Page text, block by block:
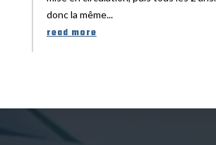
donc la même...
read more